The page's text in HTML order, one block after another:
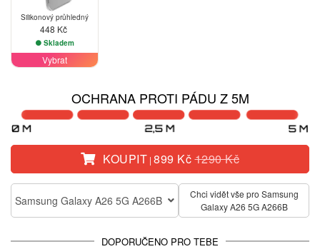
Silikonový průhledný
448 Kč
Skladem
Vybrat
OCHRANA PROTI PÁDU Z 5M
KOUPIT | 899 Kč1290 Kč
Samsung Galaxy A26 5G A266B
Chci vidět vše pro Samsung
Galaxy A26 5G A266B
DOPORUČENO PRO TEBE